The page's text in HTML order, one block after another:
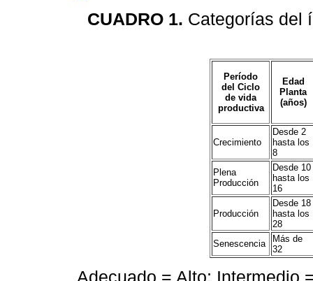
CUADRO 1. Categorías del
Período
del Ciclo
de vida
productiva
Edad
Planta
(años)
Crecimiento
Desde 2
hasta los
8
Plena
Producción
Desde 10
hasta los
16
Producción
Desde 18
hasta los
28
Senescencia
Más de
32
Adecuado = Alto; Intermedio